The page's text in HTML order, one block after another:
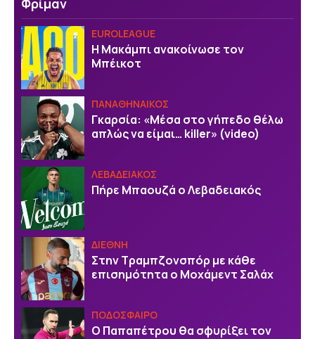
Φρίμαν
EUROLEAGUE
Η Μακάμπι ανακοίνωσε τον
Μπέικοτ
ΠΑΝΑΘΗΝΑΙΚΟΣ
Γκαρσία: «Μέσα στο γήπεδο θέλω
απλώς να είμαι… killer» (video)
ΛΕΒΑΔΕΙΑΚΟΣ
Πήρε Μπαουζά ο Λεβαδειακός
ΔΙΕΘΝΗ
Στην Τραμπζονσπόρ με κάθε
επισημότητα ο Μοχάμεντ Σαλάχ
ΠΟΔΟΣΦΑΙΡΟ
Ο Παπαπέτρου θα σφυρίξει τον